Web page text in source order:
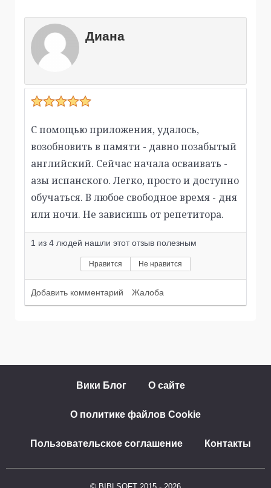
Диана
С помощью приложения, удалось,
возобновить в памяти - давно позабытый
английский. Сейчас начала осваивать -
азы испанского. Легко, просто и доступно
обучаться. В любое свободное время - дня
или ночи. Не зависишь от репетитора.
1 из 4 людей нашли этот отзыв полезным
Нравится Не нравится
Добавить комментарий Жалоба
Вики Блог О сайте
О политике файлов Cookie
Пользовательское соглашение Контакты